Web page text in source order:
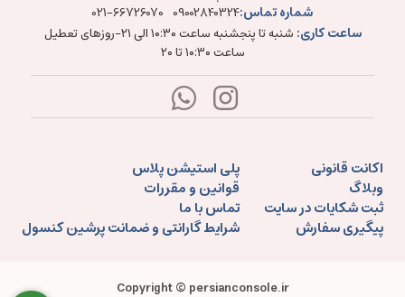
شماره تماس:09002840324
021-66726070
ساعت کاری:
شنبه تا پنجشنبه ساعت ۱۰:۳۰ الی ۲۱-روزهای تعطیل
ساعت ۱۰:۳۰ تا ۲۰
اکانت قانونی
پلی استیشن پلاس
وبلاگ
قوانین و مقررات
ثبت شکایات در سایت
تماس با ما
پیگیری سفارش
شرایط گارانتی و ضمانت پرشین کنسول
Copyright © persianconsole.ir